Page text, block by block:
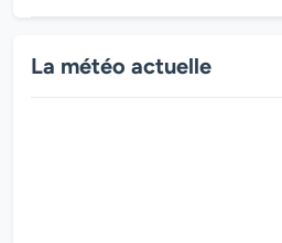
La météo actuelle